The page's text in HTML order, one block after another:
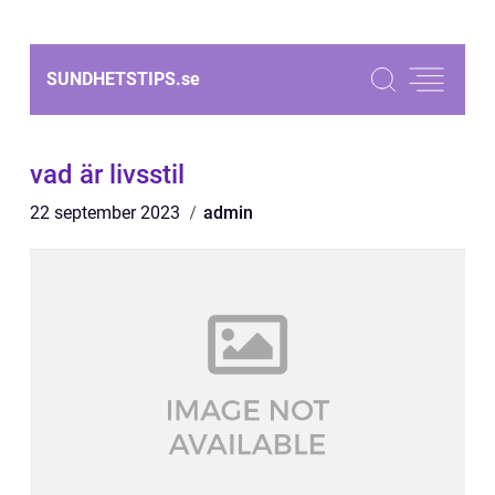
SUNDHETSTIPS.se
vad är livsstil
22 september 2023 admin